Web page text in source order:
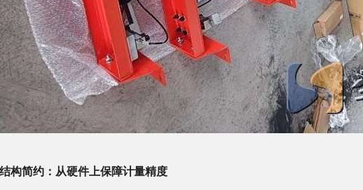
构简约：从硬件上保障计量精度